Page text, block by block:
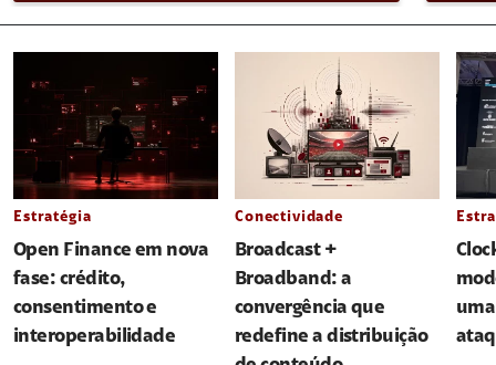
Estratégia
Open Finance em nova
fase: crédito,
consentimento e
interoperabilidade
Conectividade
Broadcast +
Broadband: a
convergência que
redefine a distribuição